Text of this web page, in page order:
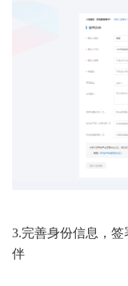
3.完善身份信息，
伴